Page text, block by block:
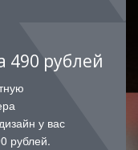
490 рублей
у вас
рублей.